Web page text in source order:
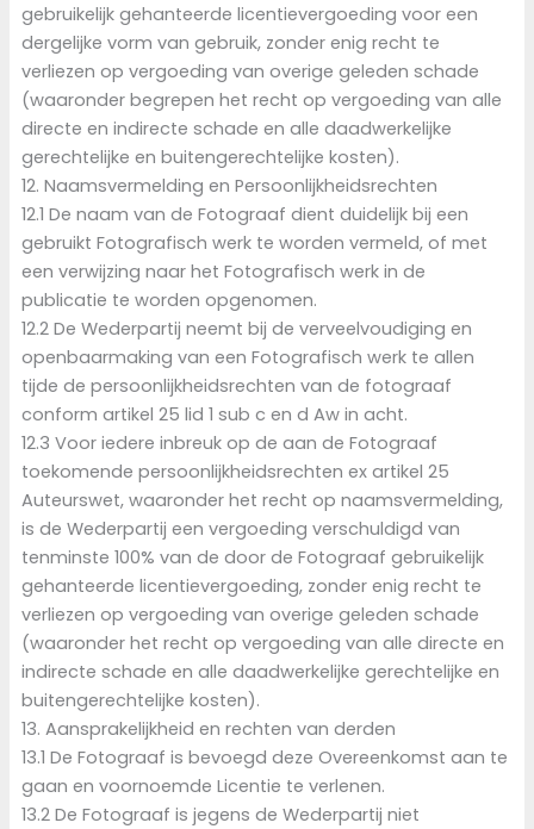
gebruikelijk gehanteerde licentievergoeding voor een
dergelijke vorm van gebruik, zonder enig recht te
verliezen op vergoeding van overige geleden schade
(waaronder begrepen het recht op vergoeding van alle
directe en indirecte schade en alle daadwerkelijke
gerechtelijke en buitengerechtelijke kosten).
12. Naamsvermelding en Persoonlijkheidsrechten
12.1 De naam van de Fotograaf dient duidelijk bij een
gebruikt Fotografisch werk te worden vermeld, of met
een verwijzing naar het Fotografisch werk in de
publicatie te worden opgenomen.
12.2 De Wederpartij neemt bij de verveelvoudiging en
openbaarmaking van een Fotografisch werk te allen
tijde de persoonlijkheidsrechten van de fotograaf
conform artikel 25 lid 1 sub c en d Aw in acht.
12.3 Voor iedere inbreuk op de aan de Fotograaf
toekomende persoonlijkheidsrechten ex artikel 25
Auteurswet, waaronder het recht op naamsvermelding,
is de Wederpartij een vergoeding verschuldigd van
tenminste 100% van de door de Fotograaf gebruikelijk
gehanteerde licentievergoeding, zonder enig recht te
verliezen op vergoeding van overige geleden schade
(waaronder het recht op vergoeding van alle directe en
indirecte schade en alle daadwerkelijke gerechtelijke en
buitengerechtelijke kosten).
13. Aansprakelijkheid en rechten van derden
13.1 De Fotograaf is bevoegd deze Overeenkomst aan te
gaan en voornoemde Licentie te verlenen.
13.2 De Fotograaf is jegens de Wederpartij niet